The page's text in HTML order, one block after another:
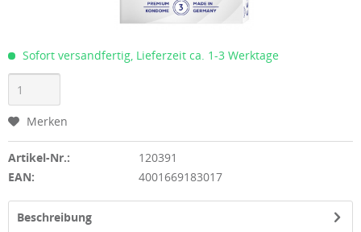
Sofort versandfertig, Lieferzeit ca. 1-3 Werktage
Merken
Artikel-Nr.:
120391
EAN:
4001669183017
Beschreibung